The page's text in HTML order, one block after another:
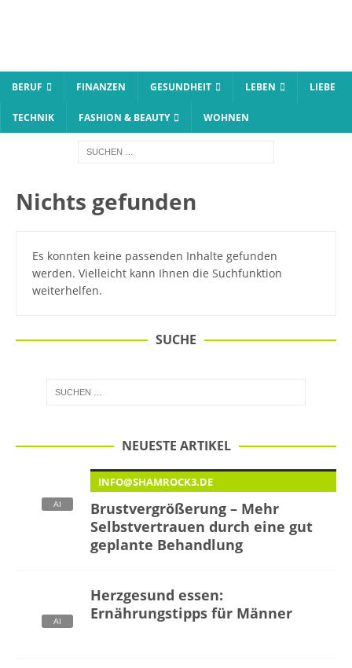
BERUF FINANZEN GESUNDHEIT LEBEN LIEBE
TECHNIK FASHION & BEAUTY WOHNEN
Nichts gefunden
Es konnten keine passenden Inhalte gefunden
werden. Vielleicht kann Ihnen die Suchfunktion
weiterhelfen.
SUCHE
NEUESTE ARTIKEL
INFO@SHAMROCK3.DE
Brustvergrößerung – Mehr
Selbstvertrauen durch eine gut
geplante Behandlung
Herzgesund essen:
Ernährungstipps für Männer